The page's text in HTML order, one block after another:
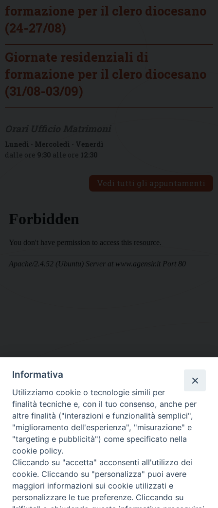
formazione per il clero diocesano
(24-27/08)
Giornate residenziali di
formazione per il clero diocesano
(31/08-03/09)
Lunedì - Mercoledì - Venerdì
dalle ore 9:30 alle ore 12:30
Vedi tutti gli appuntamenti
DIOCESI SUBURBICARIA DI ALBANO
Contatti:Tel.: 06.93268401 - Fax.: 06.9323844
E-mail:curia@diocesidialbano.it
Orari: dal Lunedì al Venerdì Ore: 9:00 - 13:00
Lunedì, Mercoledì e Venerdì, Ore 9:30 - 12:30
Informativa
Utilizziamo cookie o tecnologie simili per
finalità tecniche e, con il tuo consenso, anche per
altre finalità ("interazioni e funzionalità semplici",
"miglioramento dell'esperienza", "misurazione" e
"targeting e pubblicità") come specificato nella
cookie policy.
Cliccando su "accetta" acconsenti all'utilizzo dei
cookie. Cliccando su "personalizza" puoi avere
maggiori informazioni sui cookie utilizzati e
personalizzare le tue preferenze. Cliccando su